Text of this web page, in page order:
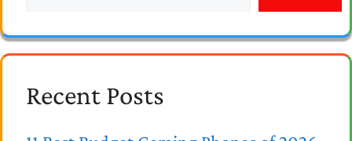
Recent Posts